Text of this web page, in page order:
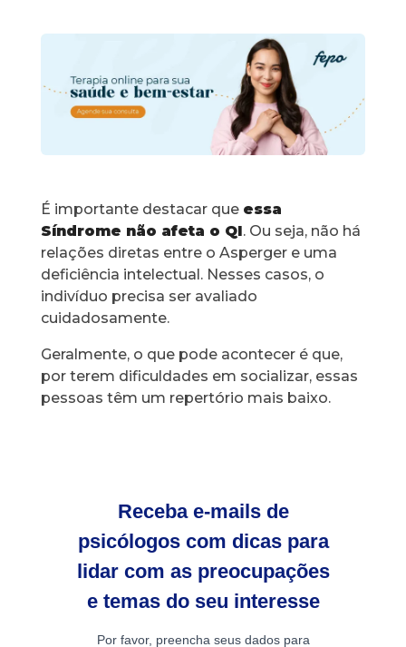
É importante destacar que essa
Síndrome não afeta o QI. Ou seja, não há
relações diretas entre o Asperger e uma
deficiência intelectual. Nesses casos, o
indivíduo precisa ser avaliado
cuidadosamente.
Geralmente, o que pode acontecer é que,
por terem dificuldades em socializar, essas
pessoas têm um repertório mais baixo.